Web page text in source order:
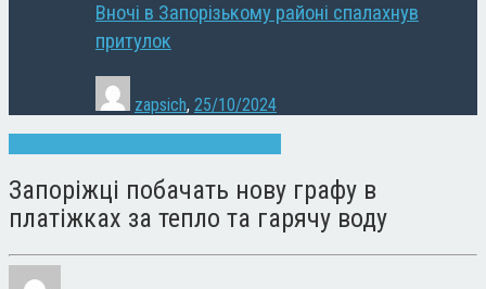
Вночі в Запорізькому районі спалахнув
притулок
zapsich, 25/10/2024
Запоріжці побачать нову графу в
платіжках за тепло та гарячу воду